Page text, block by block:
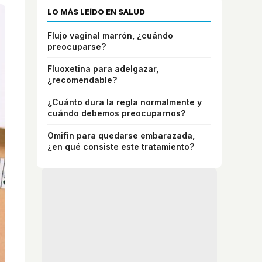
LO MÁS LEÍDO EN SALUD
Flujo vaginal marrón, ¿cuándo
preocuparse?
Fluoxetina para adelgazar,
¿recomendable?
¿Cuánto dura la regla normalmente y
cuándo debemos preocuparnos?
Omifin para quedarse embarazada,
¿en qué consiste este tratamiento?